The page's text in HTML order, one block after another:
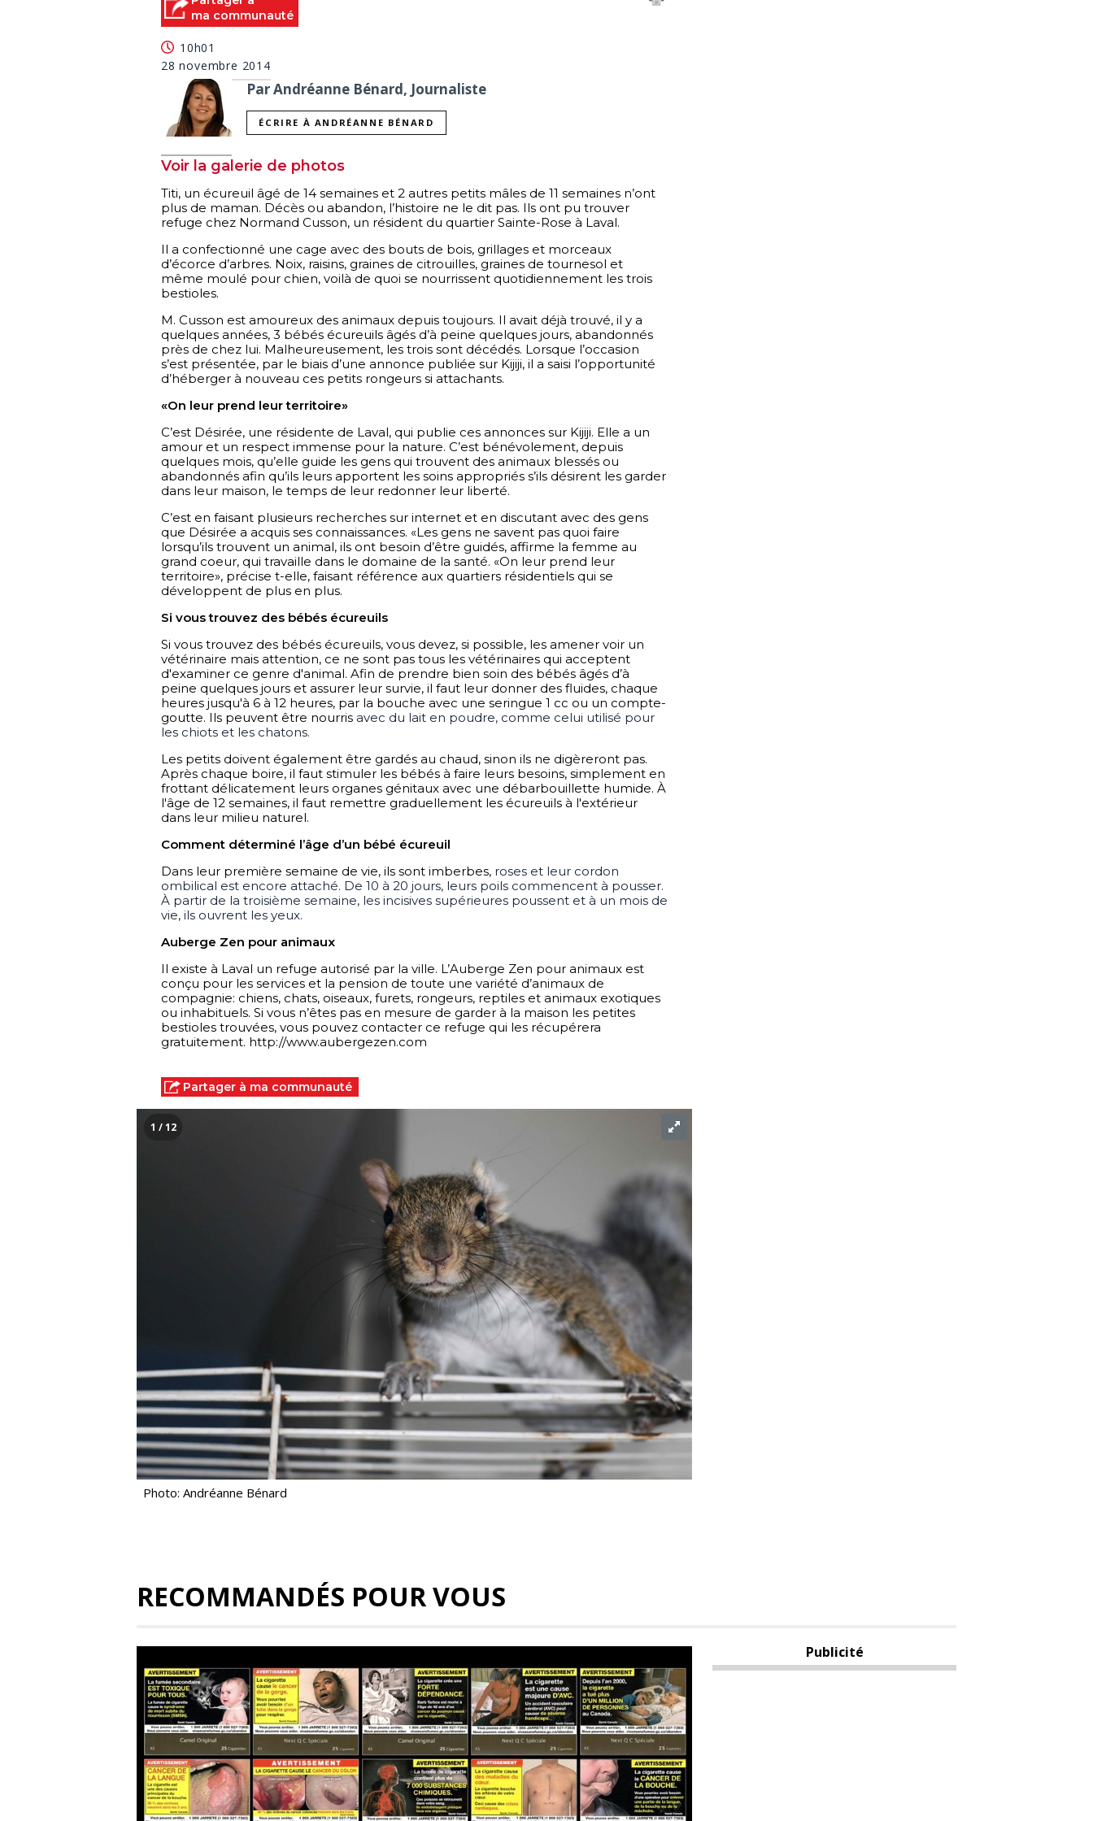
90%
ma communauté
10h01
28 novembre 2014
Par Andréanne Bénard, Journaliste
ÉCRIRE À ANDRÉANNE BÉNARD
Voir la galerie de photos
Titi, un écureuil âgé de 14 semaines et 2 autres petits mâles de 11 semaines n’ont
plus de maman. Décès ou abandon, l’histoire ne le dit pas. Ils ont pu trouver
refuge chez Normand Cusson, un résident du quartier Sainte-Rose à Laval.
Il a confectionné une cage avec des bouts de bois, grillages et morceaux
d’écorce d’arbres. Noix, raisins, graines de citrouilles, graines de tournesol et
même moulé pour chien, voilà de quoi se nourrissent quotidiennement les trois
bestioles.
M. Cusson est amoureux des animaux depuis toujours. Il avait déjà trouvé, il y a
quelques années, 3 bébés écureuils âgés d’à peine quelques jours, abandonnés
près de chez lui. Malheureusement, les trois sont décédés. Lorsque l’occasion
s’est présentée, par le biais d’une annonce publiée sur Kijiji, il a saisi l’opportunité
d’héberger à nouveau ces petits rongeurs si attachants.
«On leur prend leur territoire»
C’est Désirée, une résidente de Laval, qui publie ces annonces sur Kijiji. Elle a un
amour et un respect immense pour la nature. C’est bénévolement, depuis
quelques mois, qu’elle guide les gens qui trouvent des animaux blessés ou
abandonnés afin qu’ils leurs apportent les soins appropriés s’ils désirent les garder
dans leur maison, le temps de leur redonner leur liberté.
C’est en faisant plusieurs recherches sur internet et en discutant avec des gens
que Désirée a acquis ses connaissances. «Les gens ne savent pas quoi faire
lorsqu’ils trouvent un animal, ils ont besoin d’être guidés, affirme la femme au
grand coeur, qui travaille dans le domaine de la santé. «On leur prend leur
territoire», précise t-elle, faisant référence aux quartiers résidentiels qui se
développent de plus en plus.
Si vous trouvez des bébés écureuils
Si vous trouvez des bébés écureuils, vous devez, si possible, les amener voir un
vétérinaire mais attention, ce ne sont pas tous les vétérinaires qui acceptent
d'examiner ce genre d'animal. Afin de prendre bien soin des bébés âgés d’à
peine quelques jours et assurer leur survie, il faut leur donner des fluides, chaque
heures jusqu'à 6 à 12 heures, par la bouche avec une seringue 1 cc ou un compte-
goutte. Ils peuvent être nourris avec du lait en poudre, comme celui utilisé pour
les chiots et les chatons.
Les petits doivent également être gardés au chaud, sinon ils ne digèreront pas.
Après chaque boire, il faut stimuler les bébés à faire leurs besoins, simplement en
frottant délicatement leurs organes génitaux avec une débarbouillette humide. À
l'âge de 12 semaines, il faut remettre graduellement les écureuils à l'extérieur
dans leur milieu naturel.
Comment déterminé l’âge d’un bébé écureuil
Dans leur première semaine de vie, ils sont imberbes, roses et leur cordon
ombilical est encore attaché. De 10 à 20 jours, leurs poils commencent à pousser.
À partir de la troisième semaine, les incisives supérieures poussent et à un mois de
vie, ils ouvrent les yeux.
Auberge Zen pour animaux
Il existe à Laval un refuge autorisé par la ville. L’Auberge Zen pour animaux est
conçu pour les services et la pension de toute une variété d’animaux de
compagnie: chiens, chats, oiseaux, furets, rongeurs, reptiles et animaux exotiques
ou inhabituels. Si vous n’êtes pas en mesure de garder à la maison les petites
bestioles trouvées, vous pouvez contacter ce refuge qui les récupérera
gratuitement. http://www.aubergezen.com
Partager à ma communauté
1 / 12
Photo: Andréanne Bénard
RECOMMANDÉS POUR VOUS
Publicité